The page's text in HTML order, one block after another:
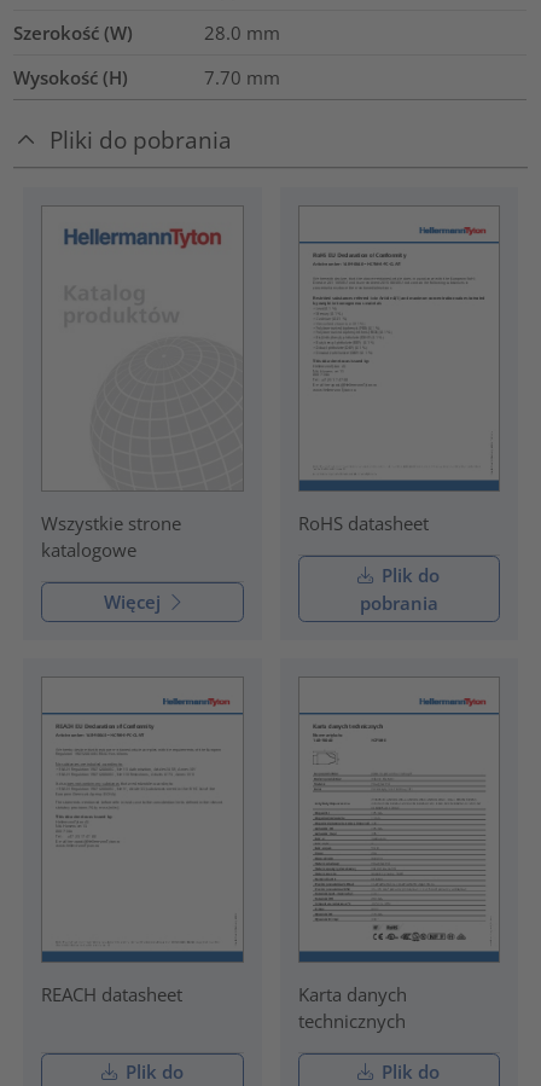
Szerokość (W)
28.0 mm
Wysokość (H)
7.70 mm
Pliki do pobrania
Wszystkie strone
katalogowe
Więcej
RoHS datasheet
Plik do
pobrania
REACH datasheet
Plik do
Karta danych
technicznych
Plik do